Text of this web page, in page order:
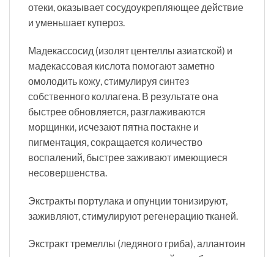
отеки, оказывает сосудоукрепляющее действие
и уменьшает купероз.
Мадекассосид (изолят центеллы азиатской) и
мадекассовая кислота помогают заметно
омолодить кожу, стимулируя синтез
собственного коллагена. В результате она
быстрее обновляется, разглаживаются
морщинки, исчезают пятна постакне и
пигментация, сокращается количество
воспалений, быстрее заживают имеющиеся
несовершенства.
Экстракты портулака и опунции тонизируют,
заживляют, стимулируют регенерацию тканей.
Экстракт тремеллы (ледяного гриба), аллантоин